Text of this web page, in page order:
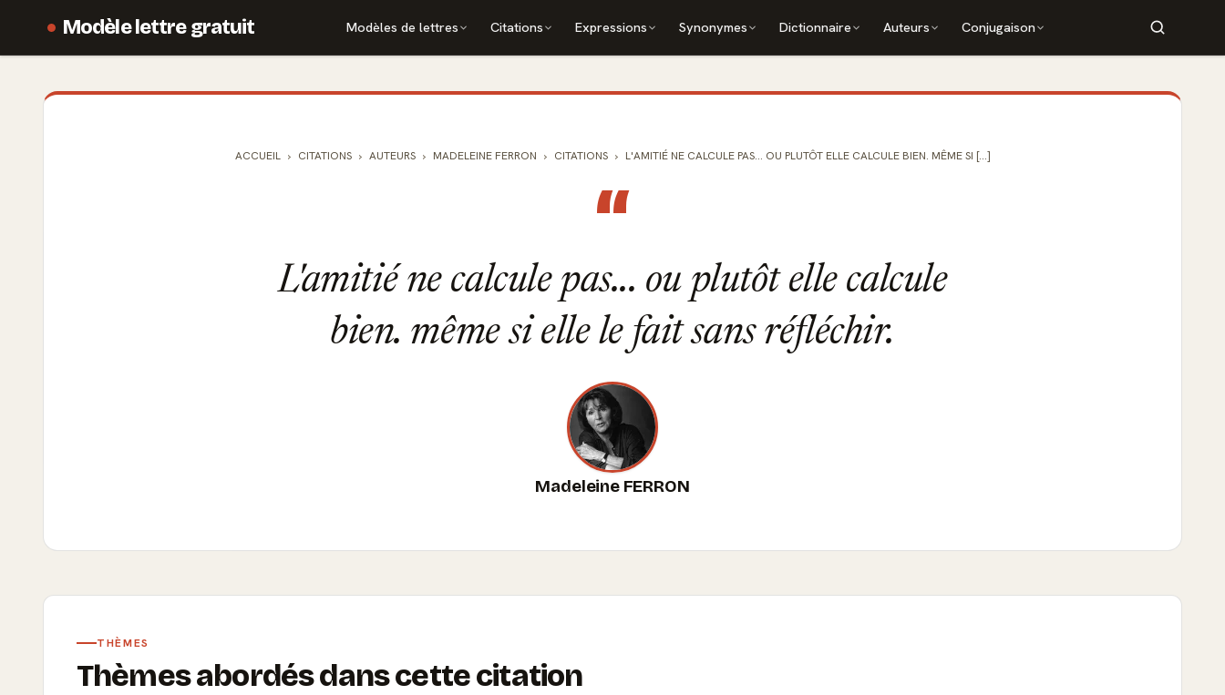
Modèle lettre gratuit Modèles de lettres Citations Expressions Synonymes Dictionnaire Auteurs Conjugaison
ACCUEIL CITATIONS AUTEURS MADELEINE FERRON CITATIONS L'AMITIÉ NE CALCULE PAS... OU PLUTÔT ELLE CALCULE BIEN. MÊME SI [...]
“
L'amitié ne calcule pas... ou plutôt elle calcule
bien. même si elle le fait sans réfléchir.
Madeleine FERRON
THÈMES
Thèmes abordés dans cette citation